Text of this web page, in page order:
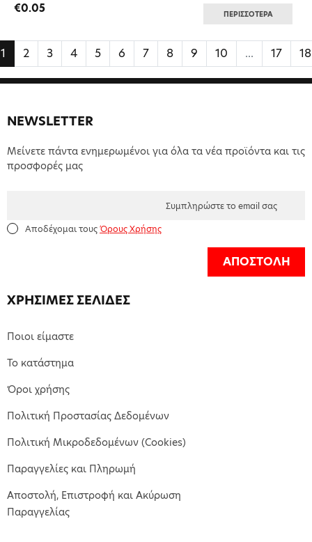
€0.05 ΠΕΡΙΣΣΟΤΕΡΑ
1 2 3 4 5 6 7 8 9 10 ... 17 18
ΧΡΗΣΙΜΕΣ ΣΕΛΙΔΕΣ
Ποιοι είμαστε
Το κατάστημα
Όροι χρήσης
Πολιτική Προστασίας Δεδομένων
Πολιτική Μικροδεδομένων (Cookies)
Παραγγελίες και Πληρωμή
Αποστολή, Επιστροφή και Ακύρωση
Παραγγελίας
NEWSLETTER
Μείνετε πάντα ενημερωμένοι για όλα τα νέα προϊόντα και τις
προσφορές μας
Αποδέχομαι τουςΌρους Χρήσης
ΑΠΟΣΤΟΛΗ